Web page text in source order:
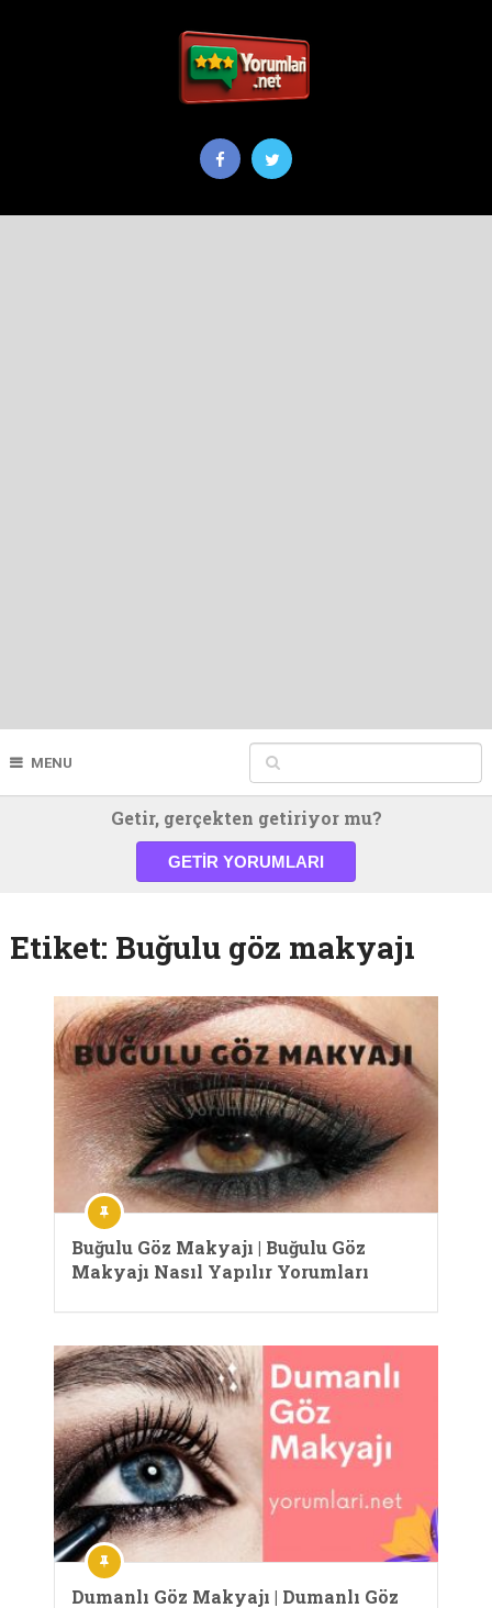
MENU
Getir, gerçekten getiriyor mu?
GETIR YORUMLARI
Etiket: Buğulu göz makyajı
Buğulu Göz Makyajı | Buğulu Göz
Makyajı Nasıl Yapılır Yorumları
Dumanlı Göz Makyajı | Dumanlı Göz